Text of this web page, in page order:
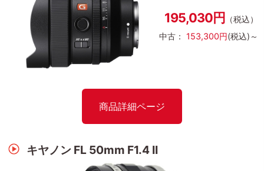
195,030円 （税込）
中古： 153,300円(税込)～
商品詳細ページ
キヤノン FL 50mm F1.4 II